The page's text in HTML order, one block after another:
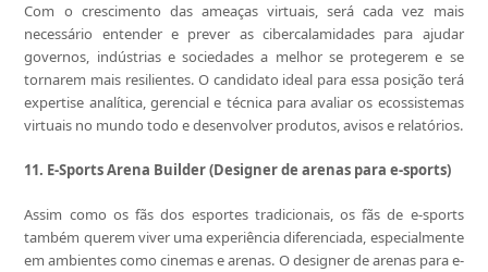
Com o crescimento das ameaças virtuais, será cada vez mais
necessário entender e prever as cibercalamidades para ajudar
governos, indústrias e sociedades a melhor se protegerem e se
tornarem mais resilientes. O candidato ideal para essa posição terá
expertise analítica, gerencial e técnica para avaliar os ecossistemas
virtuais no mundo todo e desenvolver produtos, avisos e relatórios.
11. E-Sports Arena Builder (Designer de arenas para e-sports)
Assim como os fãs dos esportes tradicionais, os fãs de e-sports
também querem viver uma experiência diferenciada, especialmente
em ambientes como cinemas e arenas. O designer de arenas para e-